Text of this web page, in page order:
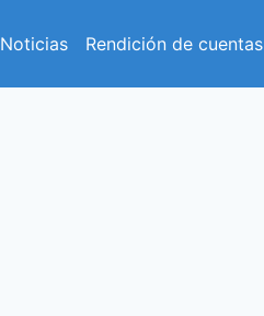
Noticias Rendición de cuentas